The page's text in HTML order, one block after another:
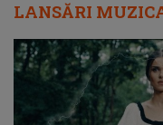
LANSĂRI